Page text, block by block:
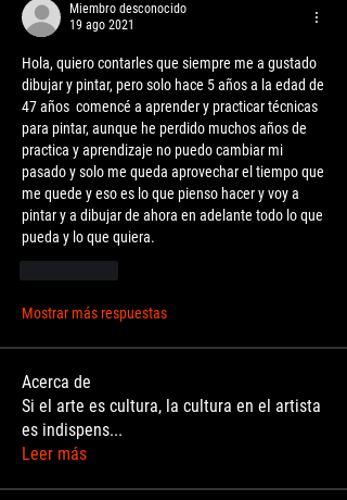
Miembro desconocido
19 ago 2021
Hola, quiero contarles que siempre me a gustado
dibujar y pintar, pero solo hace 5 años a la edad de
47 años  comencé a aprender y practicar técnicas
para pintar, aunque he perdido muchos años de
practica y aprendizaje no puedo cambiar mi
pasado y solo me queda aprovechar el tiempo que
me quede y eso es lo que pienso hacer y voy a
pintar y a dibujar de ahora en adelante todo lo que
pueda y lo que quiera.
Mostrar más respuestas
Acerca de
Si el arte es cultura, la cultura en el artista
es indispens...
Leer más